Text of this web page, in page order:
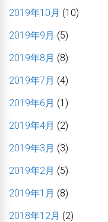
2019年10月 (10)
2019年9月 (5)
2019年8月 (8)
2019年7月 (4)
2019年6月 (1)
2019年4月 (2)
2019年3月 (3)
2019年2月 (5)
2019年1月 (8)
2018年12月 (2)